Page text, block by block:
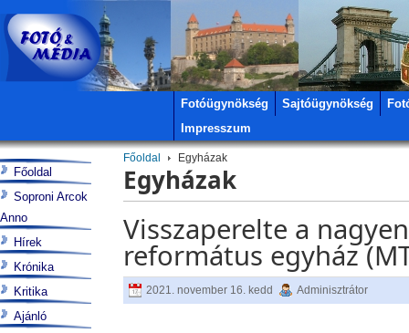
Fotóügynökség Sajtóügynökség
Impresszum
Főoldal Egyházak
Egyházak
Visszaperelte a
református egyház
2021. november 16. kedd Adminisztrátor
Főoldal
Soproni Arcok
Anno
Hírek
Krónika
Kritika
Ajánló